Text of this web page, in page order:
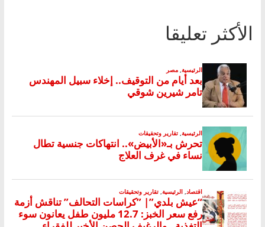
الأكثر تعليقا